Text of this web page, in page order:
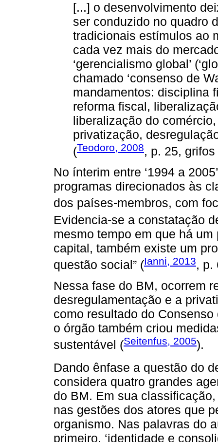
[...] o desenvolvimento
ser conduzido no quadro
tradicionais estímulos ao
cada vez mais do
‘gerencialismo global’
chamado ‘consenso de
mandamentos: disciplina
reforma fiscal,
liberalização do
privatização,
(Teodoro, 2008, p. 25,
No ínterim entre ‘1994 a
programas direcionados às
dos países-membros, com
Evidencia-se a constatação
mesmo tempo em que há
capital, também existe um
questão social” (Ianni, 2013, p.
Nessa fase do BM, ocorrem
desregulamentação e a
como resultado do
o órgão também criou
sustentável (Seitenfus, 2005).
Dando ênfase a questão do
considera quatro grandes
do BM. Em sua
nas gestões dos atores que
organismo. Nas palavras do
primeiro, ‘identidade e